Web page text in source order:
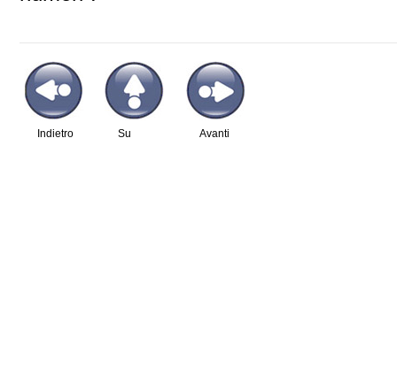
Su
Indietro Avanti